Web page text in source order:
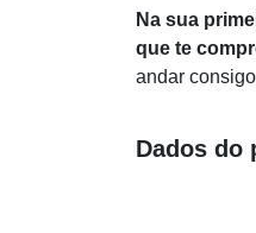
Na sua
que te
andar
Dados do